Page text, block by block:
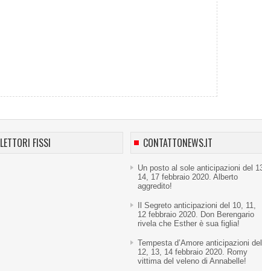
LETTORI FISSI CONTATTONEWS.IT
Un posto al sole anticipazioni del
14, 17 febbraio 2020. Alberto
aggredito!
Il Segreto anticipazioni del 10, 11,
12 febbraio 2020. Don Berengario
rivela che Esther è sua figlia!
Tempesta d’Amore anticipazioni del
12, 13, 14 febbraio 2020. Romy
vittima del veleno di Annabelle!